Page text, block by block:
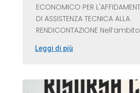
ECONOMICO PER
DI ASSISTENZA TECNICA ALLA
RENDICONTAZIONE
Leggi di più